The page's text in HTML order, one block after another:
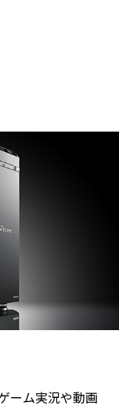
ーム実況や動画